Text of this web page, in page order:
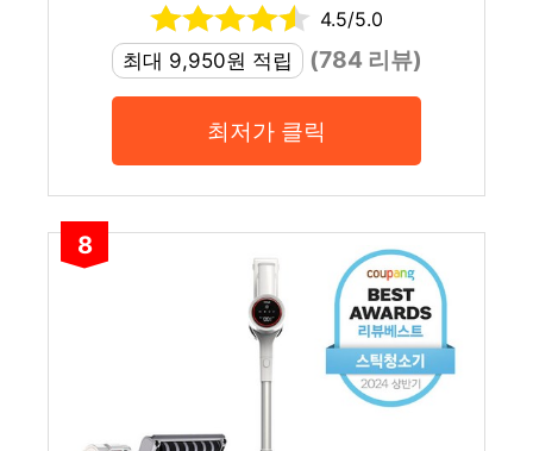
4.5/5.0
최대 9,950원 적립
(784 리뷰)
최저가 클릭
8